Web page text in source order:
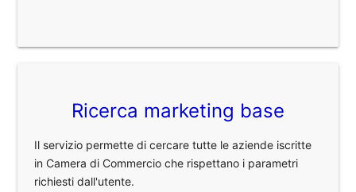
Ricerca marketing base
Il servizio permette di cercare tutte le aziende iscritte
in Camera di Commercio che rispettano i parametri
richiesti dall'utente.